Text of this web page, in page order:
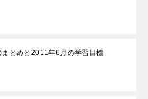
とめと2011年6月の学習目標